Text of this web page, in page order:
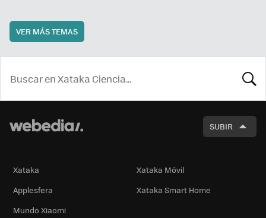
VER MÁS TEMAS
SUBIR
Xataka
Xataka Móvil
Applesfera
Xataka Smart Home
Mundo Xiaomi